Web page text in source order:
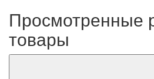
Просмотренные
товары